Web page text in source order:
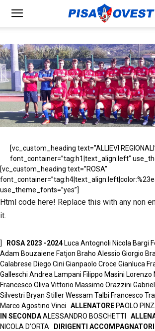
[vc_wp_custommenu nav_menu=”84″
squadre”]
[vc_custom_heading text=”ALLIEVI
font_container=”tag:h1|text_align:left”
[vc_custom_heading text=”ROSA”
use_theme_fonts=”yes”]
Html code here! Replace this with any non
it.
] ROSA 2023 -2024Luca Antognoli Nicola Bargi
Adam Bouzaiene Fatjon Braho Alessio Giorgio
Calabrese Diego Cini Gianpaolo Croce Gianluca
Galleschi Andrea Lampani Filippo Masini
Francesco Oliva Vittorio Massimo Orazzini
Silvestri Bryan Stiller Wessam Talbi Francesco
Marco Agostino Vinci ALLENATORE PAOLO
IN SECONDAALESSANDRO BOSCHETTI
NICOLA D’ORTA
DIRIGENTI ACCOMPAGNATORI